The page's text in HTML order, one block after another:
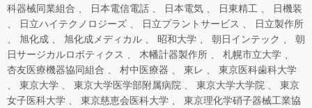
科器械同業組合
日本電信電話 日本電気 日東精工
日機装
日立ハイテクノロジーズ
日立プラントサービス
日立製作所
旭化成
旭化成メディカル 昭和大学 朝日インテック
朝
日サージカルロボティクス
木幡計器製作所
札幌市立大学
杏友医療機器協同組合
村中医療器 東レ
東京医科歯科大学
東京大学
東京大学医学部附属病院 東京大学大学院
東京
女子医科大学
東京慈恵会医科大学
東京理化学硝子器械工業協